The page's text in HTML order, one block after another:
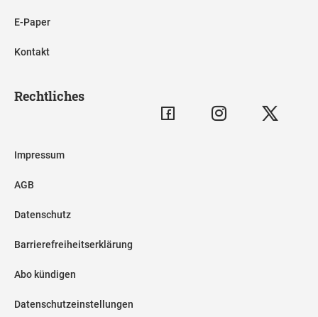
E-Paper
Kontakt
Rechtliches
Impressum
AGB
Datenschutz
Barrierefreiheitserklärung
Abo kündigen
Datenschutzeinstellungen